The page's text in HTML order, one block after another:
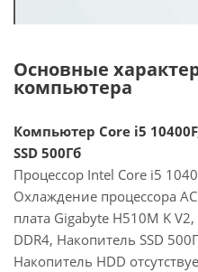
Основные
компьютера
Компьютер Core i5
SSD 500Гб
Процессор Intel Core i5
Охлаждение процессора
плата Gigabyte H510M K
DDR4, Накопитель SSD
Накопитель HDD